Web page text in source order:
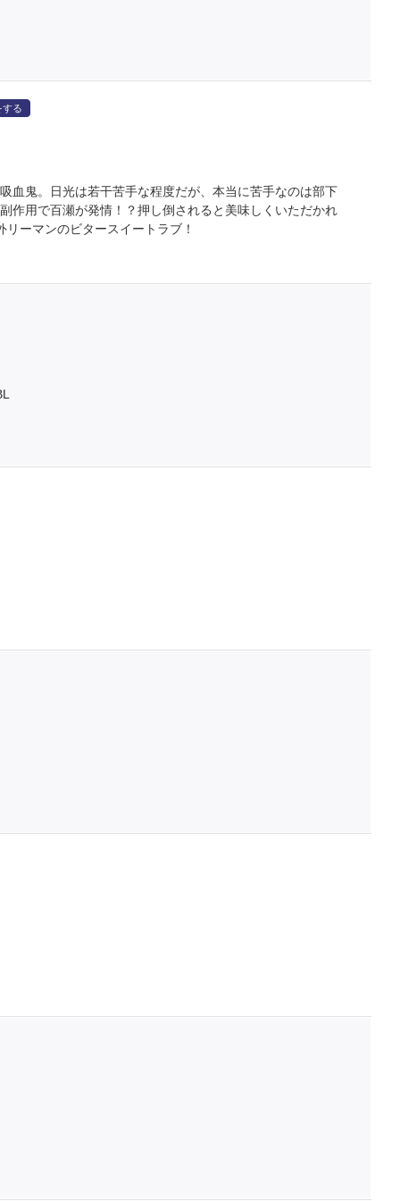
する
血鬼。日光は若干苦手な程度だが、本当に苦手なのは部下
作用で百瀬が発情！？押し倒されると美味しくいただかれ
ーマンのビタースイートラブ！